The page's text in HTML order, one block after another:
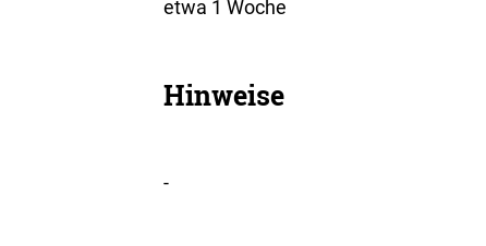
etwa 1 Woche
Hinweise
-